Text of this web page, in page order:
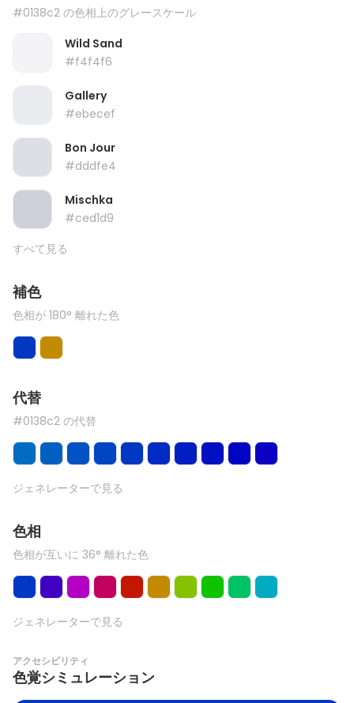
#0138c2 の色相上のグレースケール
Wild Sand
#f4f4f6
Gallery
#ebecef
Bon Jour
#dddfe4
Mischka
#ced1d9
すべて見る
補色
色相が 180° 離れた色
代替
#0138c2 の代替
ジェネレーターで見る
色相
色相が互いに 36° 離れた色
ジェネレーターで見る
アクセシビリティ
色覚シミュレーション